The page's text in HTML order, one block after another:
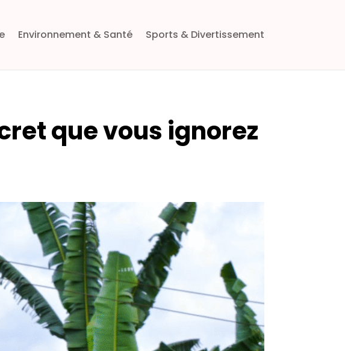
Environnement & Santé Sports & Divertissement
que vous ignorez